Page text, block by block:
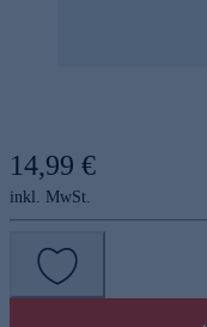
14,99 €
inkl. MwSt.